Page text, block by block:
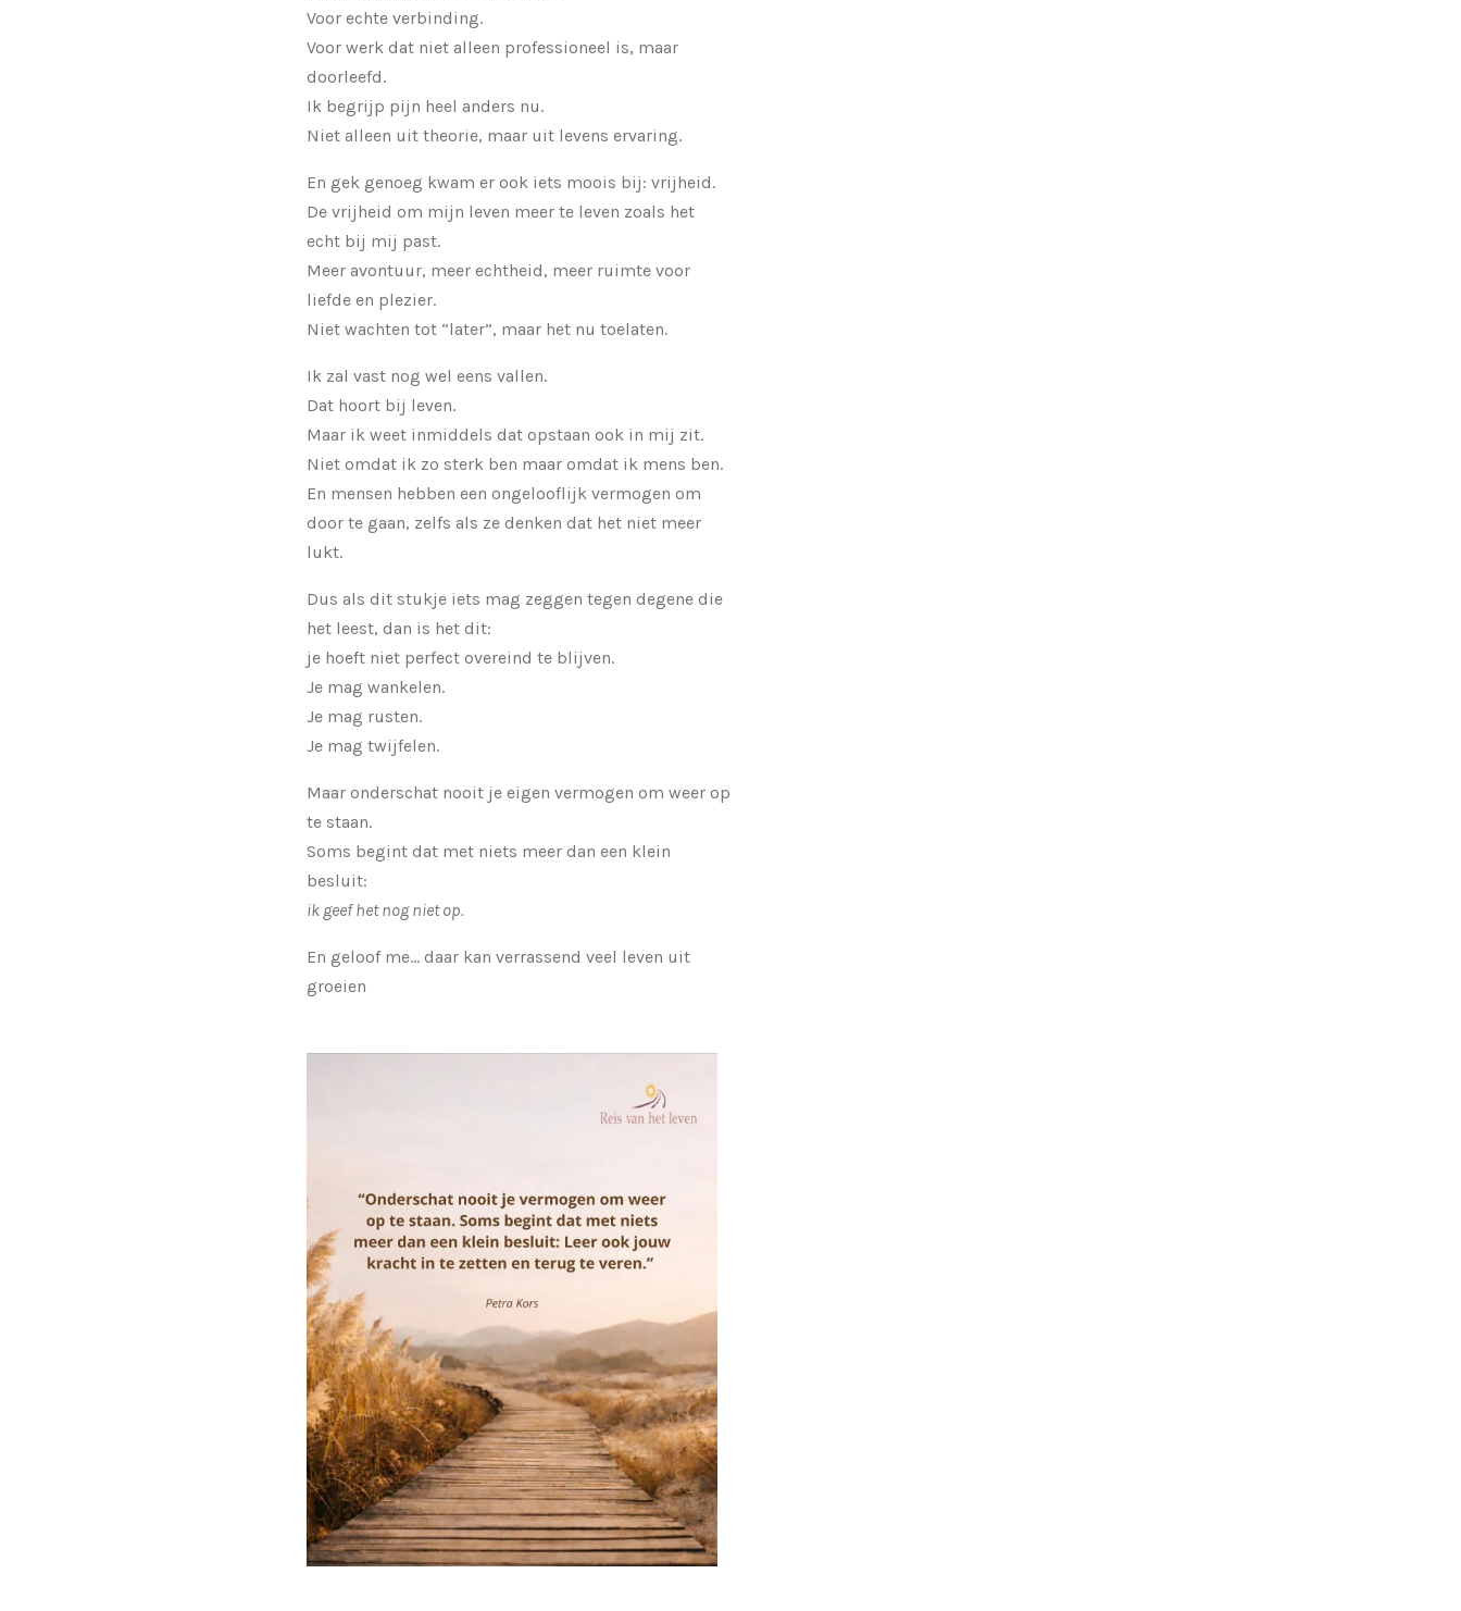
Voor echte verbinding.
Voor werk dat niet alleen professioneel is, maar
doorleefd.
Ik begrijp pijn heel anders nu.
Niet alleen uit theorie, maar uit levens ervaring.
En gek genoeg kwam er ook iets moois bij: vrijheid.
De vrijheid om mijn leven meer te leven zoals het
echt bij mij past.
Meer avontuur, meer echtheid, meer ruimte voor
liefde en plezier.
Niet wachten tot “later”, maar het nu toelaten.
Ik zal vast nog wel eens vallen.
Dat hoort bij leven.
Maar ik weet inmiddels dat opstaan ook in mij zit.
Niet omdat ik zo sterk ben maar omdat ik mens ben.
En mensen hebben een ongelooflijk vermogen om
door te gaan, zelfs als ze denken dat het niet meer
lukt.
Dus als dit stukje iets mag zeggen tegen degene die
het leest, dan is het dit:
je hoeft niet perfect overeind te blijven.
Je mag wankelen.
Je mag rusten.
Je mag twijfelen.
Maar onderschat nooit je eigen vermogen om weer op
te staan.
Soms begint dat met niets meer dan een klein
besluit:
ik geef het nog niet op.
En geloof me… daar kan verrassend veel leven uit
groeien